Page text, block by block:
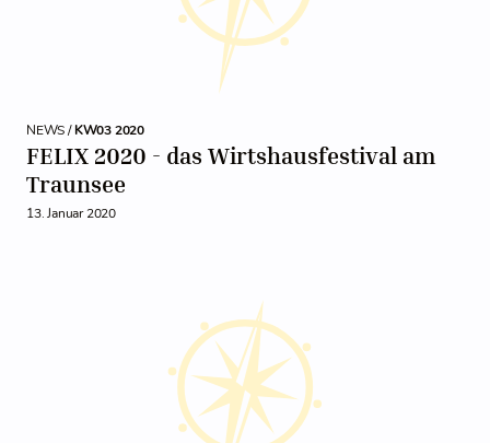
NEWS /KW03 2020
FELIX 2020 - das Wirtshausfestival am
Traunsee
13. Januar 2020